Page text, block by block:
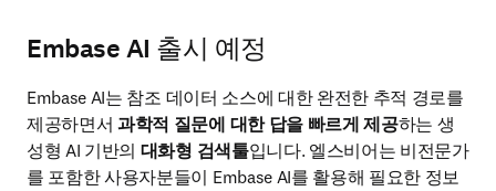
Embase AI 출시 예정
Embase AI는 참조 데이터 소스에 대한 완전한 추적 경로를
제공하면서 과학적 질문에 대한 답을 빠르게 제공하는 생
성형 AI 기반의 대화형 검색툴입니다. 엘스비어는 비전문가
를 포함한 사용자분들이 Embase AI를 활용해 필요한 정보